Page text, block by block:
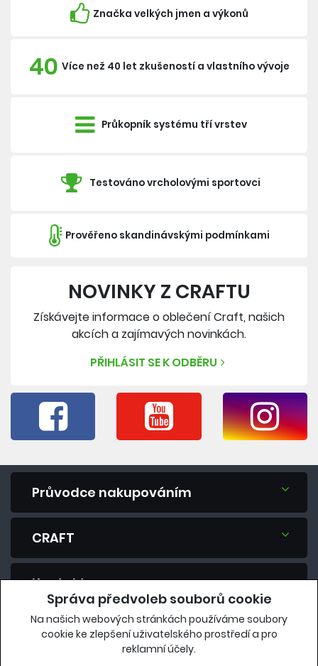
Správa předvoleb souborů cookie
Na našich webových stránkách používáme soubory
cookie ke zlepšení uživatelského prostředí a pro
reklamní účely.
Značka velkých jmen a výkonů
40 Více než 40 let zkušeností a vlastního vývoje
Průkopník systému tří vrstev
Testováno vrcholovými sportovci
Prověřeno skandinávskými podmínkami
NOVINKY Z CRAFTU
Získávejte informace o oblečení Craft, našich
akcích a zajímavých novinkách.
PŘIHLÁSIT SE K ODBĚRU
Průvodce nakupováním
CRAFT
Kontakt
Máte dotaz? Zeptejte se nás.
eshop@vavrys.cz